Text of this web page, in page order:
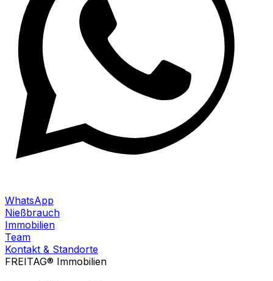
WhatsApp
Nießbrauch
Immobilien
Team
Kontakt & Standorte
FREITAG® Immobilien